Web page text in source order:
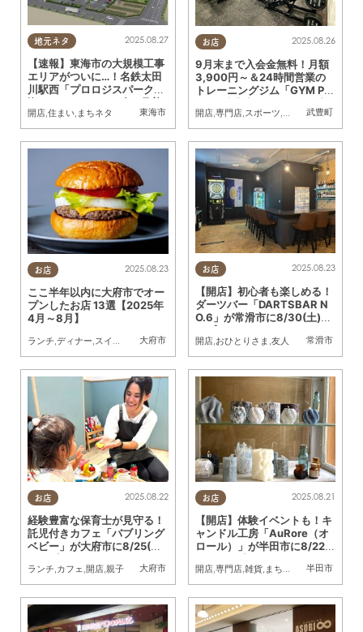
地元ネタ
東海市
2025.08.27
【速報】東海市の大規模工事
エリアがついに…！名鉄太田
川駅西「プロロジスパーク東
海1（ワン）」2025年8月着
工
開店 住まい まちネタ
お店
武豊町
2025.08.26
9月末まで入会金無料！月額
3,900円～＆24時間営業の
トレーニングジム「GYM PO
告
開店,専門店,スポーツ,ちたまる広告
お店
大府市
2025.08.23
ここ半年以内に大府市でオー
プンしたお店 13選【2025年
4月～8月】
ランチ,ディナー,スイーツ 開店,リニューアル,まとめ記事,親子,家族 KURUTOHP
お店
常滑市
2025.08.23
【開店】初心者も楽しめる！
ダーツバー「DARTSBAR N
O.6」が常滑市に8/30(土)オ
ープン
開店, おひとりさま 友人
お店
大府市
2025.08.22
経験豊富な保育士が見守る！
託児付きカフェ「バブリング
ベビー」が大府市に8/25(月)
ランチ,カフェ,開店,親子
お店
半田市
2025.08.21
【開店】体験イベントも！キ
ャンドル工房「AuRore（オ
ロール）」が半田市に8/22
開店,専門店,雑貨, まちネタ